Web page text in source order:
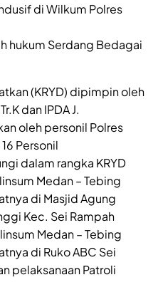
di Wilkum Polres
hukum Serdang Bedagai
(KRYD) dipimpin oleh
dan IPDA J.
oleh personil Polres
Personil
dalam rangka KRYD
Medan – Tebing
di Masjid Agung
Kec. Sei Rampah
Medan – Tebing
di Ruko ABC Sei
pelaksanaan Patroli